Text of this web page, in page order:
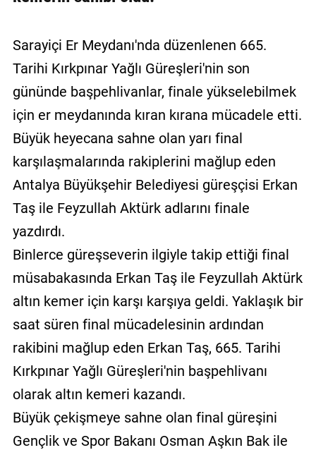
Gizlilik
Politikası
Sarayiçi Er Meydanı'nda düzenlenen 665.
Tarihi Kırkpınar Yağlı Güreşleri'nin son
gününde başpehlivanlar, finale yükselebilmek
için er meydanında kıran kırana mücadele etti.
Büyük heyecana sahne olan yarı final
karşılaşmalarında rakiplerini mağlup eden
Antalya Büyükşehir Belediyesi güreşçisi Erkan
Taş ile Feyzullah Aktürk adlarını finale
yazdırdı.
Binlerce güreşseverin ilgiyle takip ettiği final
müsabakasında Erkan Taş ile Feyzullah Aktürk
altın kemer için karşı karşıya geldi. Yaklaşık bir
saat süren final mücadelesinin ardından
rakibini mağlup eden Erkan Taş, 665. Tarihi
Kırkpınar Yağlı Güreşleri'nin başpehlivanı
olarak altın kemeri kazandı.
Büyük çekişmeye sahne olan final güreşini
Gençlik ve Spor Bakanı Osman Aşkın Bak ile